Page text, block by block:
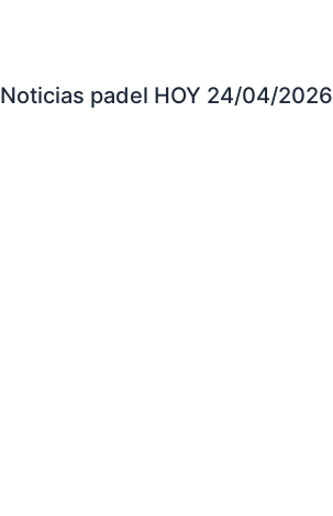
Noticias padel HOY 24/04/2026